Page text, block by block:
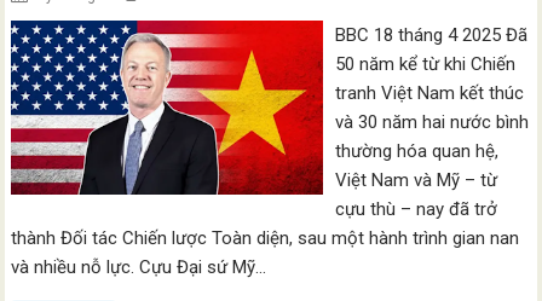
BBC 18 tháng 4 2025 Đã
50 năm kể từ khi Chiến
tranh Việt Nam kết thúc
và 30 năm hai nước bình
thường hóa quan hệ,
Việt Nam và Mỹ – từ
cựu thù – nay đã trở
thành Đối tác Chiến lược Toàn diện, sau một hành trình gian nan
và nhiều nỗ lực. Cựu Đại sứ Mỹ…